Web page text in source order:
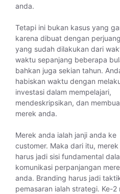
anda.
Tetapi ini bukan kasus yang
karena dibuat dengan
yang sudah dilakukan dari
waktu sepanjang beberapa
bahkan juga sekian tahun.
habiskan waktu dengan
investasi dalam mempelajari,
mendeskripsikan, dan
merek anda.
Merek anda ialah janji anda ke
customer. Maka dari itu, merek
harus jadi sisi fundamental
komunikasi perpanjangan
anda. Branding harus jadi
pemasaran ialah strategi. Ke-2